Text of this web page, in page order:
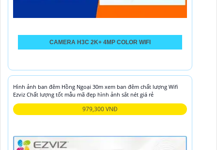
CAMERA H3C 2K+ 4MP COLOR WIFI
Hình ảnh ban đêm Hồng Ngoại 30m xem ban đêm chất lượng Wifi
Ezviz Chất lượng tốt mẫu mã đẹp hình ảnh sắt nét giá rẻ
979,300 VNĐ